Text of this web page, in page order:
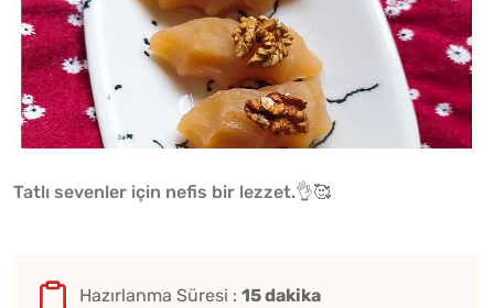
Tatlı sevenler için nefis bir lezzet.👌🥰
Hazırlanma Süresi : 15 dakika